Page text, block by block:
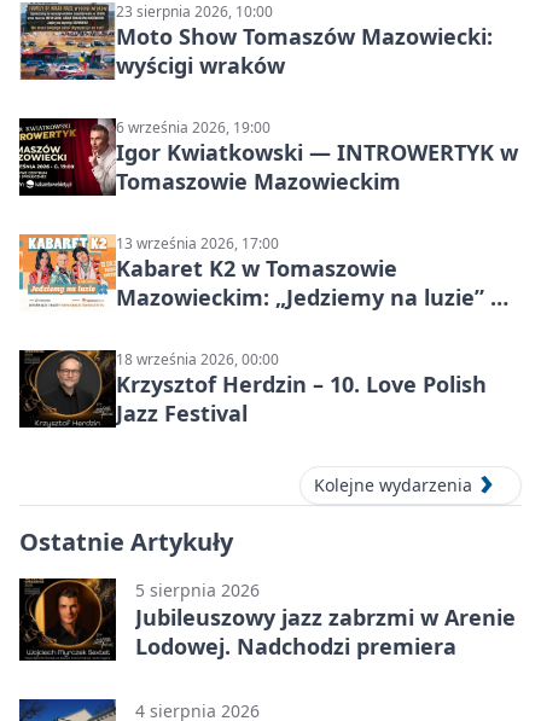
23 sierpnia 2026, 10:00
Moto Show Tomaszów Mazowiecki:
wyścigi wraków
6 września 2026, 19:00
Igor Kwiatkowski — INTROWERTYK w
Tomaszowie Mazowieckim
13 września 2026, 17:00
Kabaret K2 w Tomaszowie
Mazowieckim: „Jedziemy na luzie” w
Społecznej
18 września 2026, 00:00
Krzysztof Herdzin – 10. Love Polish
Jazz Festival
Kolejne wydarzenia
Ostatnie Artykuły
5 sierpnia 2026
Jubileuszowy jazz zabrzmi w Arenie
Lodowej. Nadchodzi premiera
4 sierpnia 2026